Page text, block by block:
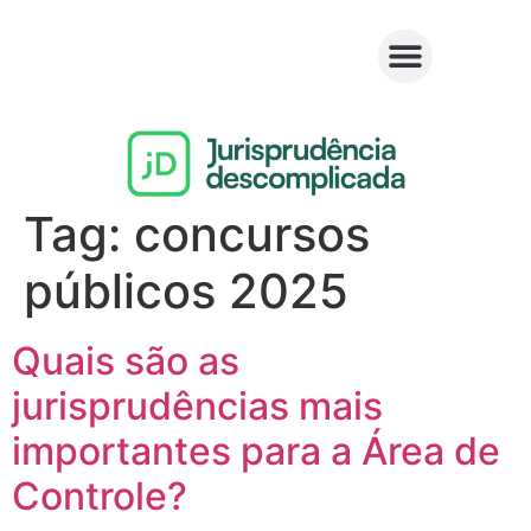
Tag: concursos
públicos 2025
Quais são as
jurisprudências mais
importantes para a Área de
Controle?